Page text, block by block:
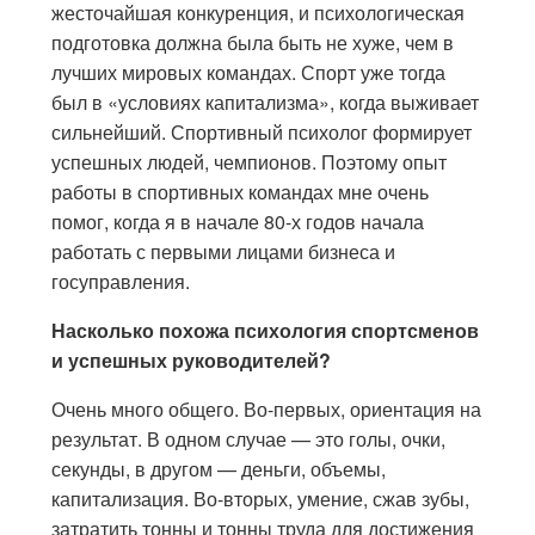
жесточайшая конкуренция, и психологическая
подготовка должна была быть не хуже, чем в
лучших мировых командах. Спорт уже тогда
был в «условиях капитализма», когда выживает
сильнейший. Спортивный психолог формирует
успешных людей, чемпионов. Поэтому опыт
работы в спортивных командах мне очень
помог, когда я в начале 80-х годов начала
работать с первыми лицами бизнеса и
госуправления.
Насколько похожа психология спортсменов
и успешных руководителей?
Очень много общего. Во-первых, ориентация на
результат. В одном случае — это голы, очки,
секунды, в другом — деньги, объемы,
капитализация. Во-вторых, умение, сжав зубы,
затратить тонны и тонны труда для достижения